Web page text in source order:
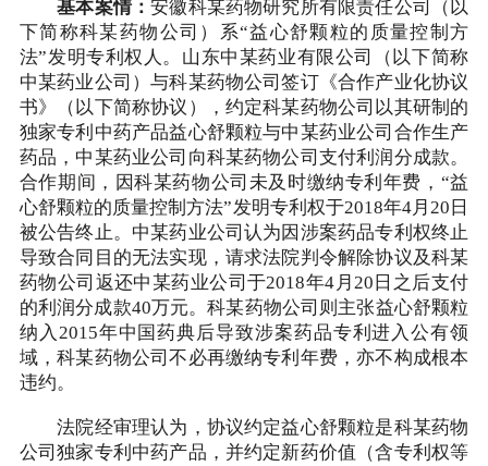
基本案情：安徽科某药物研究所有限责任公司（以
下简称科某药物公司）系“益心舒颗粒的质量控制方
法”发明专利权人。山东中某药业有限公司（以下简称
中某药业公司）与科某药物公司签订《合作产业化协议
书》（以下简称协议），约定科某药物公司以其研制的
独家专利中药产品益心舒颗粒与中某药业公司合作生产
药品，中某药业公司向科某药物公司支付利润分成款。
合作期间，因科某药物公司未及时缴纳专利年费，“益
心舒颗粒的质量控制方法”发明专利权于2018年4月20日
被公告终止。中某药业公司认为因涉案药品专利权终止
导致合同目的无法实现，请求法院判令解除协议及科某
药物公司返还中某药业公司于2018年4月20日之后支付
的利润分成款40万元。科某药物公司则主张益心舒颗粒
纳入2015年中国药典后导致涉案药品专利进入公有领
域，科某药物公司不必再缴纳专利年费，亦不构成根本
违约。
法院经审理认为，协议约定益心舒颗粒是科某药物
公司独家专利中药产品，并约定新药价值（含专利权等